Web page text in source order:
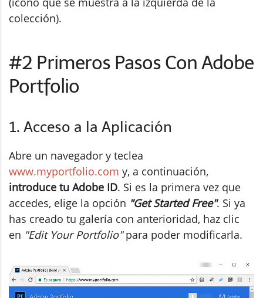
colección).
#2 Primeros Pasos Con Adobe
Portfolio
1. Acceso a la Aplicación
Abre un navegador y teclea
www.myportfolio.com y, a continuación,
introduce tu Adobe ID. Si es la primera vez que
accedes, elige la opción "Get Started Free". Si ya
has creado tu galería con anterioridad, haz clic
en "Edit Your Portfolio"para poder modificarla.